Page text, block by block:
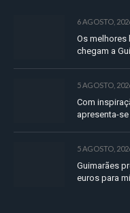
6 AGOSTO,
Os melhores
chegam a
5 AGOSTO,
Com
apresenta-
5 AGOSTO,
Guimarães
euros para